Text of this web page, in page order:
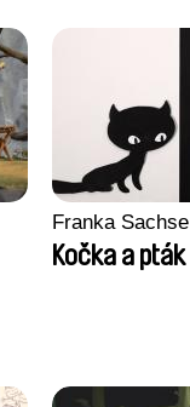
Franka Sachse
Kočka a pták